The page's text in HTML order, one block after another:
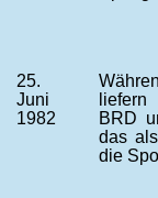
25.
Juni
1982
BRD
das
die